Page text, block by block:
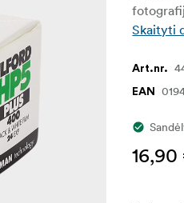
Skaityti
Art.nr.
EAN